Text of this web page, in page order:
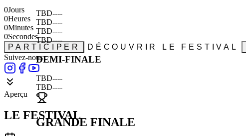
0Jours
0Heures
0Minutes
0Secondes
PARTICIPER
DÉCOUVRIR LE FESTIVAL
Suivez-nous :
Aperçu
LE FESTIVAL
TBD----
TBD----
TBD----
TBD----
DEMI-FINALE
TBD----
TBD----
GRANDE FINALE